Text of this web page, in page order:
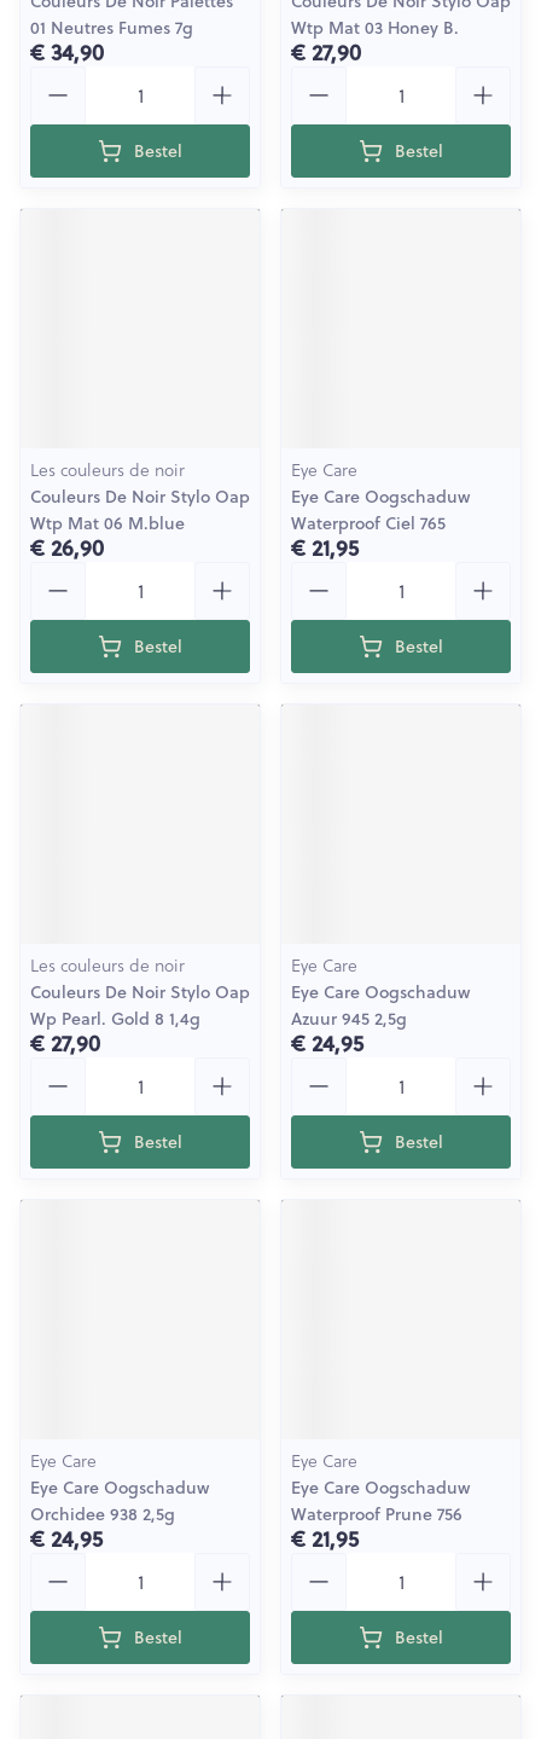
01 Neutres Fumes 7g
€ 34,90
Bestel
Wtp Mat 03 Honey B.
€ 27,90
Bestel
Les couleurs de noir
Couleurs De Noir Stylo Oap
Wtp Mat 06 M.blue
€ 26,90
Bestel
Eye Care
Eye Care Oogschaduw
Waterproof Ciel 765
€ 21,95
Bestel
Les couleurs de noir
Couleurs De Noir Stylo Oap
Wp Pearl. Gold 8 1,4g
€ 27,90
Bestel
Eye Care
Eye Care Oogschaduw
Azuur 945 2,5g
€ 24,95
Bestel
Eye Care
Eye Care Oogschaduw
Orchidee 938 2,5g
€ 24,95
Bestel
Eye Care
Eye Care Oogschaduw
Waterproof Prune 756
€ 21,95
Bestel